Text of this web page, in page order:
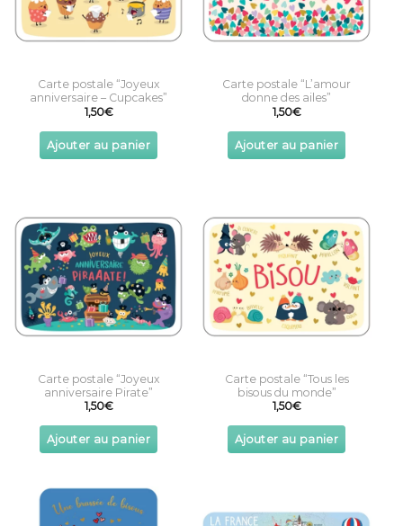
Carte postale “Joyeux
anniversaire – Cupcakes”
1,50€
Ajouter au panier
Carte postale “L’amour
donne des ailes”
1,50€
Ajouter au panier
Carte postale “Joyeux
anniversaire Pirate”
1,50€
Ajouter au panier
Carte postale “Tous les
bisous du monde”
1,50€
Ajouter au panier